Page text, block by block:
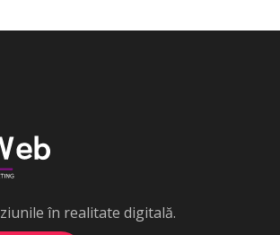
în realitate digitală.